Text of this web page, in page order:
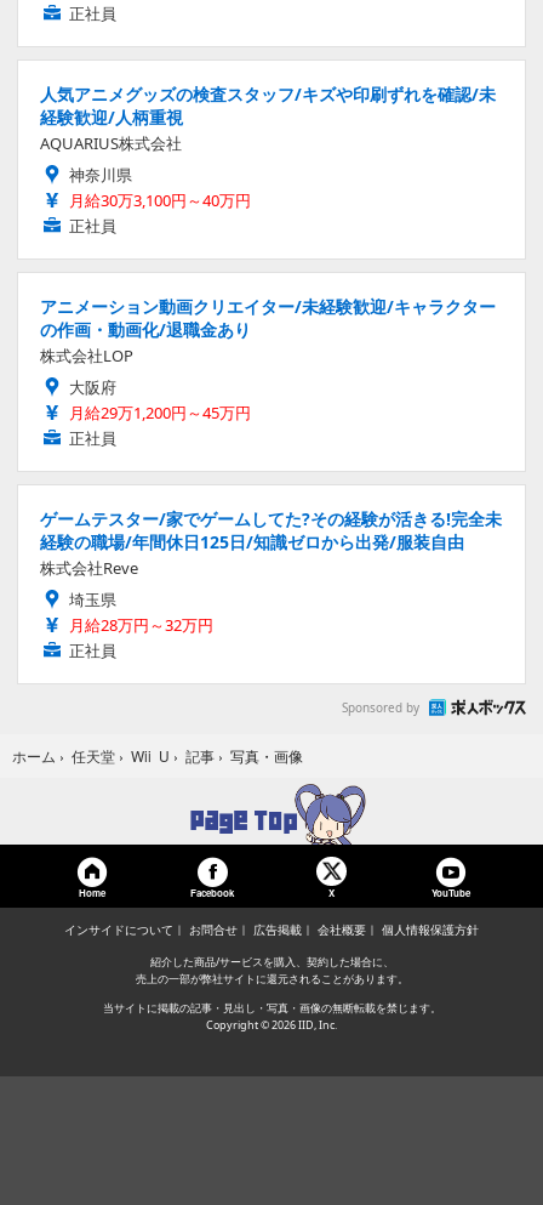
正社員
人気アニメグッズの検査スタッフ/キズや印刷ずれを確認/未
経験歓迎/人柄重視
AQUARIUS株式会社
神奈川県
月給30万3,100円～40万円
正社員
アニメーション動画クリエイター/未経験歓迎/キャラクター
の作画・動画化/退職金あり
株式会社LOP
大阪府
月給29万1,200円～45万円
正社員
ゲームテスター/家でゲームしてた?その経験が活きる!完全未
経験の職場/年間休日125日/知識ゼロから出発/服装自由
株式会社Reve
埼玉県
月給28万円～32万円
正社員
Sponsored by
ホーム › 任天堂 › Wii U › 記事 › 写真・画像
Home Facebook X YouTube
インサイドについて お問合せ 広告掲載 会社概要 個人情報保護方針
紹介した商品/サービスを購入、契約した場合に、
売上の一部が弊社サイトに還元されることがあります。
当サイトに掲載の記事・見出し・写真・画像の無断転載を禁じます。
Copyright © 2026 IID, Inc.